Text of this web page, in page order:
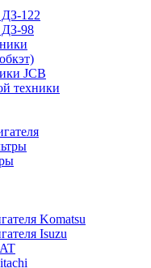
ДЗ-122
ДЗ-98
JCB
техники
Komatsu
Isuzu